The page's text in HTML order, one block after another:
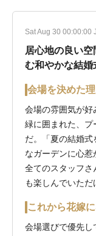
Sat Aug 30 00:00:00
居心地の良い
む和やかな結婚
会場を決めた
会場の雰囲気が好
緑に囲まれた、プ
だ。「夏の結婚
なガーデンに心
全てのスタッフさ
も楽しんでいただ
これから花嫁
会場選びで優先し